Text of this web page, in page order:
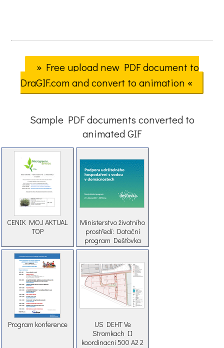
» Free upload new PDF document to
DraGIF.com and convert to animation «
Sample PDF documents converted to
animated GIF
CENIK MOJ AKTUAL
TOP
Ministerstvo životního
prostředí: Dotační
program Dešťovka
Program konference
US DEHT Ve
Stromkach II
koordinacni 500 A2 2